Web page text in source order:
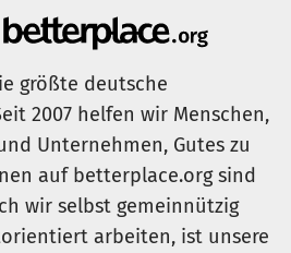
abzuschalten.
nur informieren, sondern
aufbauen, die zeigt: Du
sind wir füreinander da – mit
gemeinsamen Ziel: den Alltag
größte deutsche
2007 helfen wir Menschen,
Unternehmen, Gutes zu
auf betterplace.org sind
wir selbst gemeinnützig
arbeiten, ist unsere